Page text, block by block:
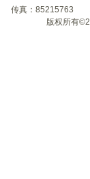
真：85215763 地
版权所有